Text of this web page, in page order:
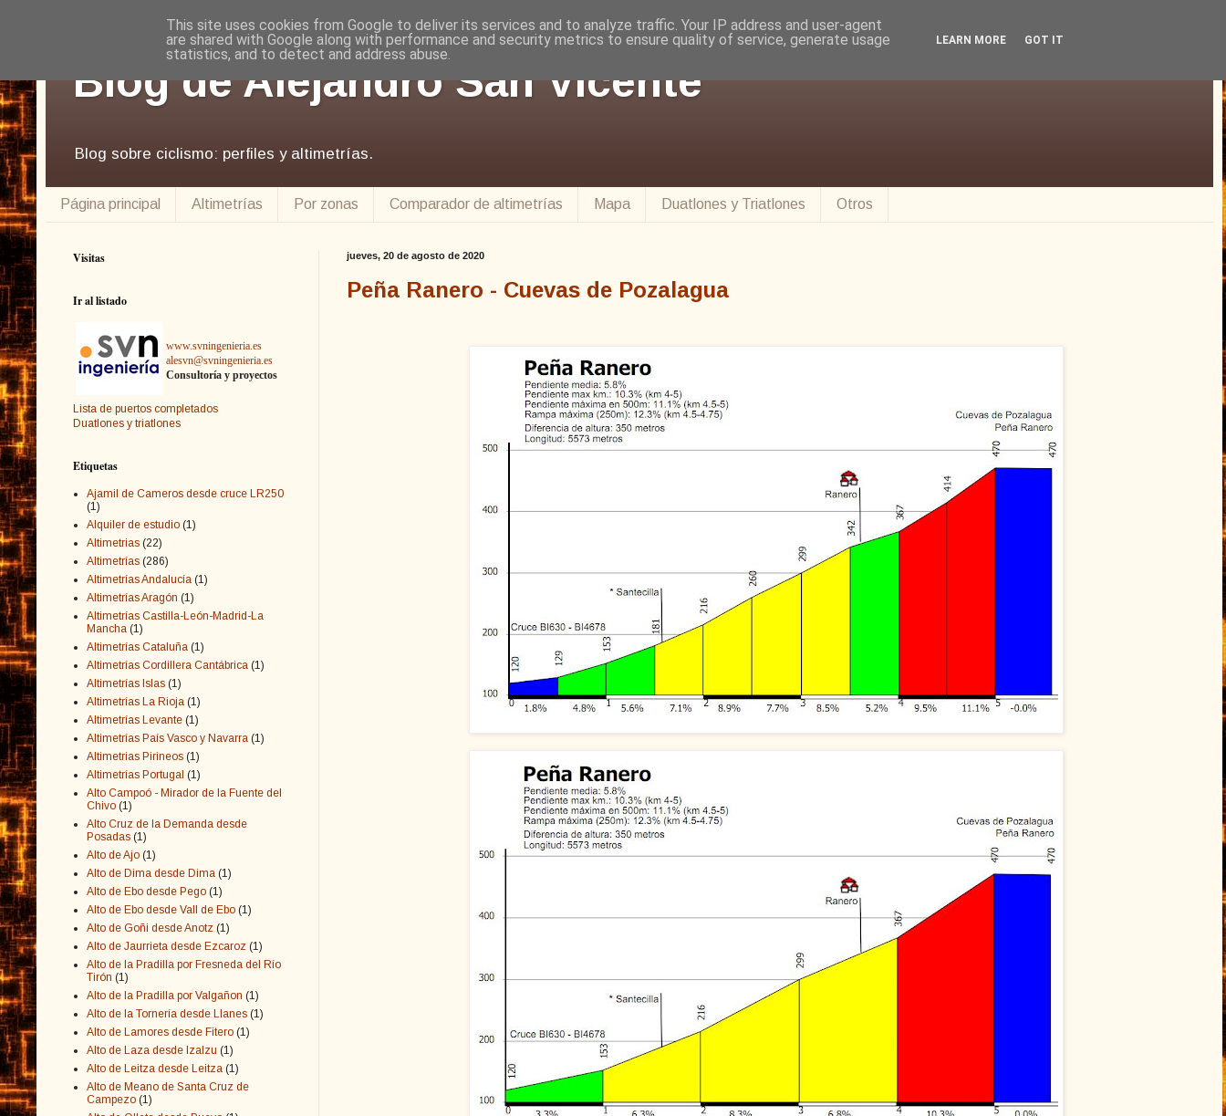
Blog de Alejandro San Vicente
Blog sobre ciclismo: perfiles y altimetrías.
Página principal Altimetrías Por zonas Comparador de altimetrías Mapa Duatlones y Triatlones Otros
jueves, 20 de agosto de 2020
Peña Ranero - Cuevas de Pozalagua
Visitas
Ir al listado
www.svningenieria.es
alesvn@svningenieria.es
Consultoría y proyectos
Lista de puertos completados
Duatlones y triatlones
Etiquetas
Ajamil de Cameros desde cruce LR250
(1)
Alquiler de estudio (1)
Altimetrias (22)
Altimetrías (286)
Altimetrías Andalucía (1)
Altimetrías Aragón (1)
Altimetrías Castilla-León-Madrid-La
Mancha (1)
Altimetrías Cataluña (1)
Altimetrías Cordillera Cantábrica (1)
Altimetrías Islas (1)
Altimetrías La Rioja (1)
Altimetrías Levante (1)
Altimetrías País Vasco y Navarra (1)
Altimetrias Pirineos (1)
Altimetrías Portugal (1)
Alto Campoó - Mirador de la Fuente del
Chivo (1)
Alto Cruz de la Demanda desde
Posadas (1)
Alto de Ajo (1)
Alto de Dima desde Dima (1)
Alto de Ebo desde Pego (1)
Alto de Ebo desde Vall de Ebo (1)
Alto de Goñi desde Anotz (1)
Alto de Jaurrieta desde Ezcaroz (1)
Alto de la Pradilla por Fresneda del Río
Tirón (1)
Alto de la Pradilla por Valgañon (1)
Alto de la Tornería desde Llanes (1)
Alto de Lamores desde Fitero (1)
Alto de Laza desde Izalzu (1)
Alto de Leitza desde Leitza (1)
Alto de Meano de Santa Cruz de
Campezo (1)
This site uses cookies from Google to deliver its services and to analyze traffic. Your IP address and user-agent
are shared with Google along with performance and security metrics to ensure quality of service, generate usage
statistics, and to detect and address abuse.
LEARN MORE GOT IT